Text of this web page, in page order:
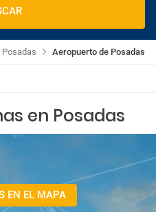
Aeropuerto de Posadas
Posadas
en Posadas
EN EL MAPA